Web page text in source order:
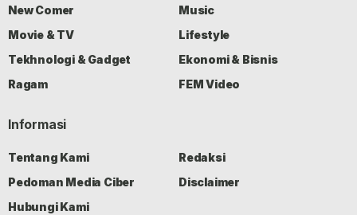
New Comer
Music
Movie & TV
Lifestyle
Tekhnologi & Gadget
Ekonomi & Bisnis
Ragam
FEM Video
Informasi
Tentang Kami
Redaksi
Pedoman Media Ciber
Disclaimer
Hubungi Kami